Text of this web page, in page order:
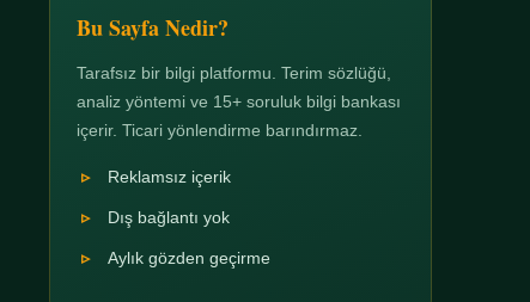
Bu Sayfa Nedir?
Tarafsız bir bilgi platformu. Terim sözlüğü,
analiz yöntemi ve 15+ soruluk bilgi bankası
içerir. Ticari yönlendirme barındırmaz.
Reklamsız içerik
Dış bağlantı yok
Aylık gözden geçirme